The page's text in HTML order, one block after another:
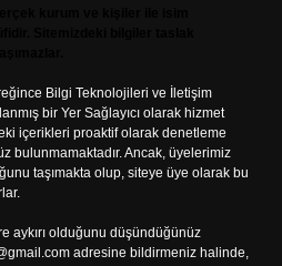
Bilgi Teknolojileri ve İletişim
bir Yer Sağlayıcı olarak hizmet
içerikleri proaktif olarak denetleme
bulunmamaktadır. Ancak, üyelerimiz
taşımakta olup, siteye üye olarak bu
aykırı olduğunu düşündüğünüz
adresine bildirmeniz halinde,